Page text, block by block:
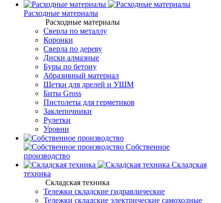
Расходные материалы
Расходные материалы
Сверла по металлу
Коронки
Сверла по дереву
Диски алмазные
Буры по бетону
Абразивный материал
Щетки для дрелей и УШМ
Биты Gross
Пистолеты для герметиков
Заклепочники
Рулетки
Уровни
Собственное
производство
Складская
техника
Складская техника
Тележки складские гидравлические
Тележки складские электрические самоходные